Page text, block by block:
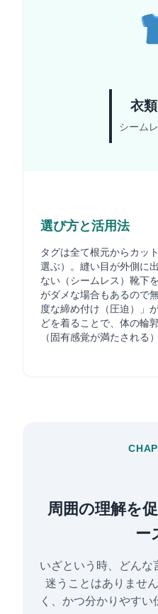
衣
シーム
選び方と活用法
タグは全て根元からカッ
選ぶ）。縫い目が外側に
ない（シームレス）靴下
がダメな場合もあるので
度な締め付け（圧迫）」
どを着ることで、体の輪
（固有感覚が満たされる
周囲の理解を
ー
いざという時、どんな
迷うことはありませ
く、かつ分かりやす